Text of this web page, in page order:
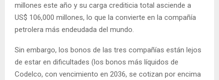
millones este año y su carga crediticia total asciende a
US$ 106,000 millones, lo que la convierte en la compañía
petrolera más endeudada del mundo.
Sin embargo, los bonos de las tres compañías están lejos
de estar en dificultades (los bonos más líquidos de
Codelco, con vencimiento en 2036, se cotizan por encima